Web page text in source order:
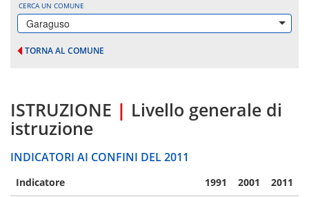
CERCA UN COMUNE
Garaguso
TORNA AL COMUNE
ISTRUZIONE | Livello generale di
istruzione
INDICATORI AI CONFINI DEL 2011
Indicatore 1991 2001 2011